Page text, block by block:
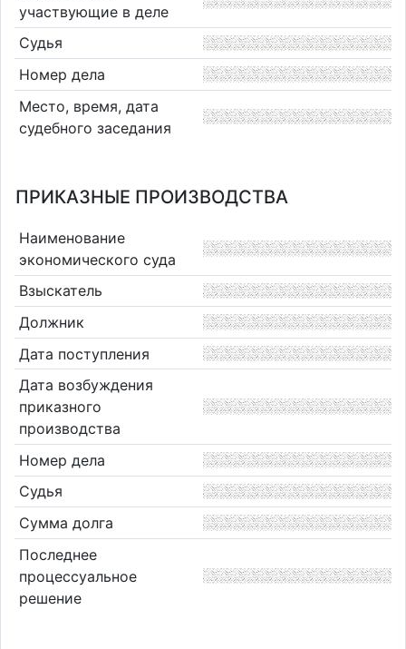
участвующие в деле
Судья
Номер дела
Место, время, дата
судебного заседания
ПРИКАЗНЫЕ ПРОИЗВОДСТВА
Наименование
экономического суда
Взыскатель
Должник
Дата поступления
Дата возбуждения
приказного
производства
Номер дела
Судья
Сумма долга
Последнее
процессуальное
решение